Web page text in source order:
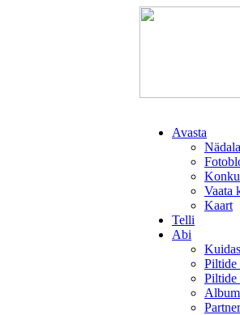
Avasta
Vaata
Kaart
Telli
Abi
Piltide
Piltide